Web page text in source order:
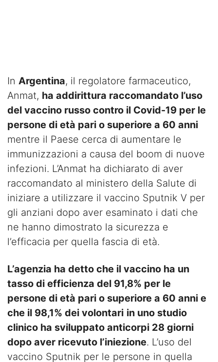
In Argentina, il regolatore farmaceutico,
Anmat, ha addirittura raccomandato l’uso
del vaccino russo contro il Covid-19 per le
persone di età pari o superiore a 60 anni
mentre il Paese cerca di aumentare le
immunizzazioni a causa del boom di nuove
infezioni. L’Anmat ha dichiarato di aver
raccomandato al ministero della Salute di
iniziare a utilizzare il vaccino Sputnik V per
gli anziani dopo aver esaminato i dati che
ne hanno dimostrato la sicurezza e
l’efficacia per quella fascia di età.
L’agenzia ha detto che il vaccino ha un
tasso di efficienza del 91,8% per le
persone di età pari o superiore a 60 anni e
che il 98,1% dei volontari in uno studio
clinico ha sviluppato anticorpi 28 giorni
dopo aver ricevuto l’iniezione. L’uso del
vaccino Sputnik per le persone in quella